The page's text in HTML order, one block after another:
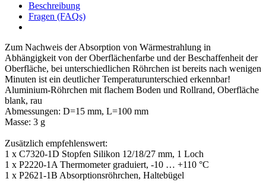
Beschreibung
Fragen (FAQs)
Zum Nachweis der Absorption von Wärmestrahlung in
Abhängigkeit von der Oberflächenfarbe und der Beschaffenheit der
Oberfläche, bei unterschiedlichen Röhrchen ist bereits nach wenigen
Minuten ist ein deutlicher Temperaturunterschied erkennbar!
Aluminium-Röhrchen mit flachem Boden und Rollrand, Oberfläche
blank, rau
Abmessungen: D=15 mm, L=100 mm
Masse: 3 g
Zusätzlich empfehlenswert:
1 x C7320-1D Stopfen Silikon 12/18/27 mm, 1 Loch
1 x P2220-1A Thermometer graduiert, -10 … +110 °C
1 x P2621-1B Absorptionsröhrchen, Haltebügel